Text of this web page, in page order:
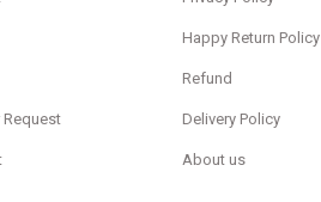
Happy Return Policy
Refund
Delivery Policy
About us